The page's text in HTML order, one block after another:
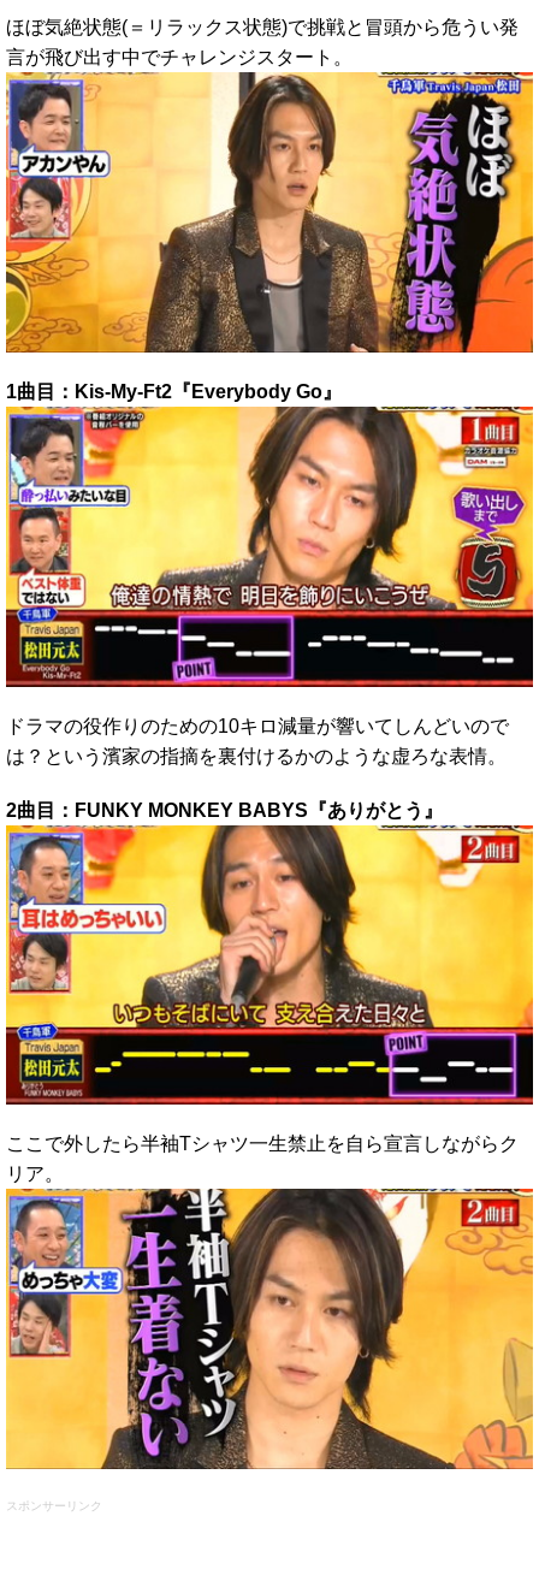
ほぼ気絶状態(＝リラックス状態)で挑戦と冒頭から危うい発
言が飛び出す中でチャレンジスタート。
1曲目：Kis-My-Ft2『Everybody Go 』
ドラマの役作りのための10キロ減量が響いてしんどいので
は？という濱家の指摘を裏付けるかのような虚ろな表情。
2曲目：FUNKY MONKEY BABYS『ありがとう』
ここで外したら半袖Tシャツ一生禁止を自ら宣言しながらク
リア。
スポンサーリンク